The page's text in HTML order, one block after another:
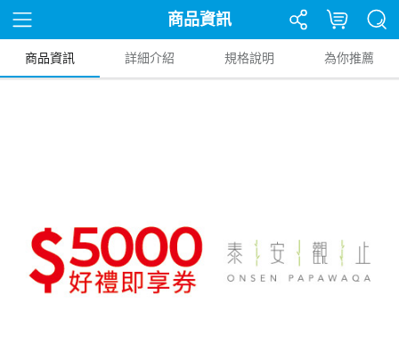
商品資訊
商品資訊 詳細介紹 規格說明 為你推薦